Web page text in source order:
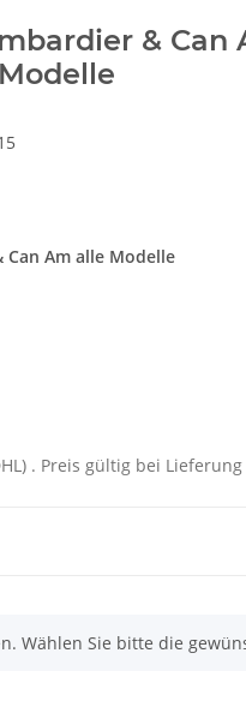
& Can
Can Am alle Modelle
. Preis gültig bei Lieferung
Wählen Sie bitte die